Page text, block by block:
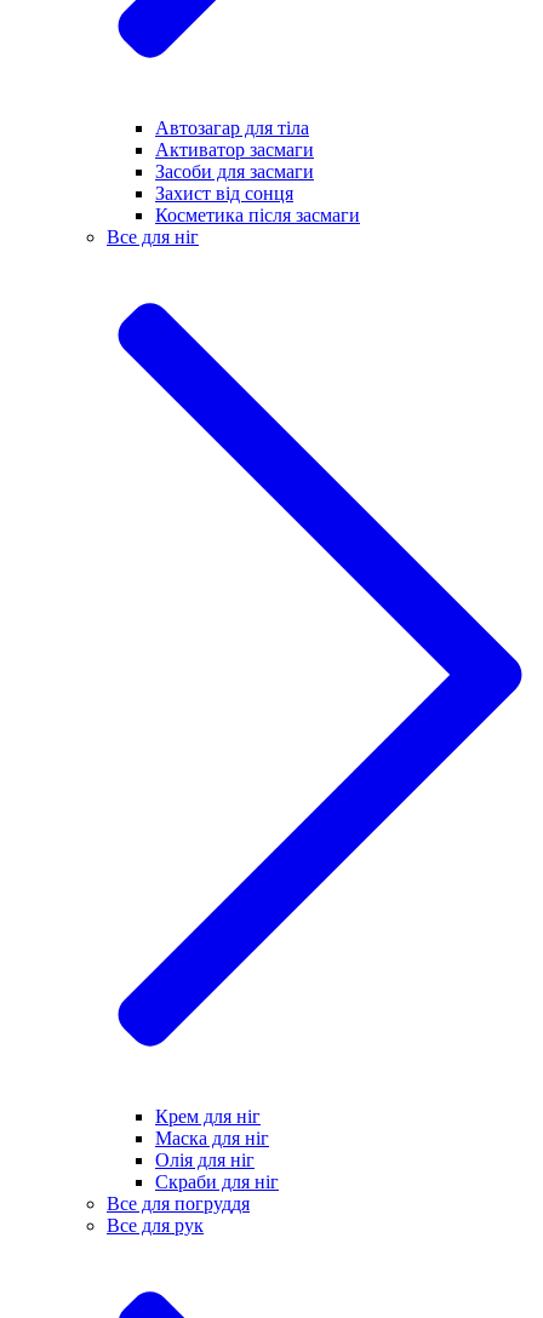
Автозагар для тіла
Активатор засмаги
Засоби для засмаги
Захист від сонця
Косметика після засмаги
Все для ніг
Крем для ніг
Маска для ніг
Олія для ніг
Скраби для ніг
Все для погруддя
Все для рук